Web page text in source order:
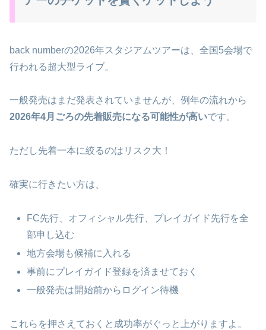
back numberの2026年スタジアムツアーは、全国5会場で
行われる超大型ライブ。
一般発売はまだ発表されていませんが、例年の流れから
2026年4月ごろの先着販売になる可能性が高いです。
ただし先着一本に絞るのはリスク大！
確実に行きたい方は、
FC先行、オフィシャル先行、プレイガイド先行を全
部申し込む
地方会場も候補に入れる
事前にプレイガイド登録を済ませておく
一般発売は開始前からログイン待機
これらを押さえておくと成功率がぐっと上がりますよ。